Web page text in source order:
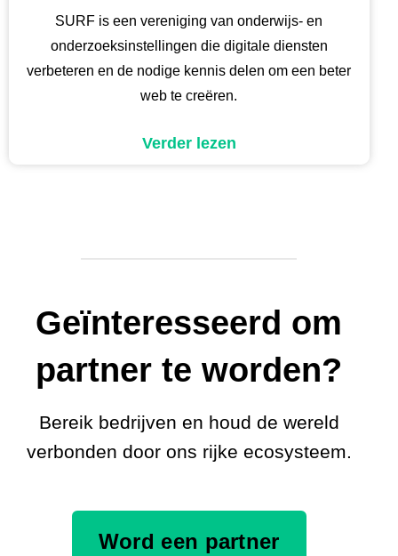
SURF is een vereniging van onderwijs- en
onderzoeksinstellingen die digitale diensten
verbeteren en de nodige kennis delen om een beter
web te creëren.
Verder lezen
Geïnteresseerd om
partner te worden?
Bereik bedrijven en houd de wereld
verbonden door ons rijke ecosysteem.
Word een partner